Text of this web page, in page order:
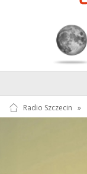
Radio Szczecin »